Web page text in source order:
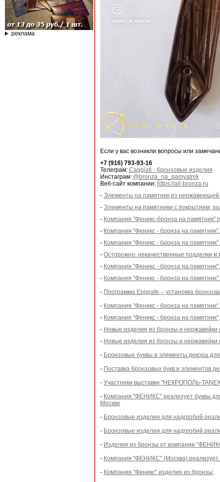
реклама
Если у вас возникли вопросы или
+7 (916) 793-93-16
Телеграм: Caggiati - бронзовые изделия
Инстаграм: @bronza_na_pamyatnik
Веб-сайт компании: https://all-bronza.ru
- Элементы на памятник из нержавеющей
- Элементы на памятники с покрытием,
- Компания "Феникс-бронза на памятник"
- Компания "Феникс - бронза на
- Компания "Феникс - бронза на
- Осторожно: некачественные подделки и
- Компания "Феникс - бронза на
- Компания "Феникс - бронза на
- Программа Epigrafe – установка
- Компания "Феникс - бронза на
- Компания "Феникс - бронза на
- Новые изделия из бронзы и
- Новые изделия из бронзы и
- Бронзовые буквы и элементы декора
- Поставка бронзовых букв и элементов
- Участники выставки "НЕКРОПОЛЬ-
- Компания "ФЕНИКС" реализует буквы
Москве
- Бронзовые изделия для надгробий
- Бронзовые изделия для надгробий
- Изделия из бронзы от компании
- Компания "ФЕНИКС" (Москва)
- Компания "Феникс" изделия из бронзы;